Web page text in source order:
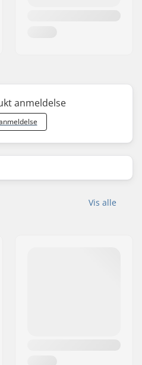
anmeldelse
Vis alle